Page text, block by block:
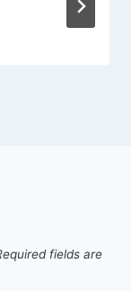
fields are